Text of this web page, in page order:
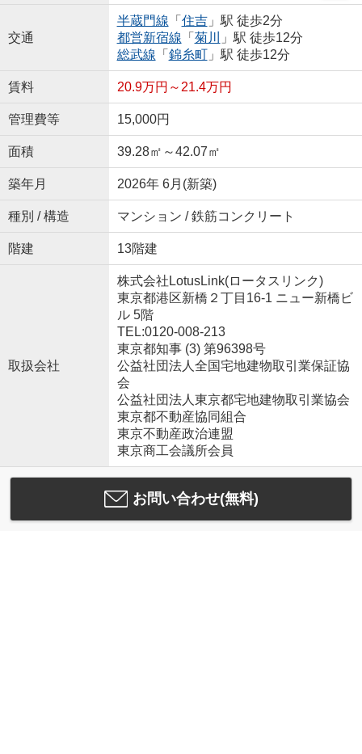
交通
半蔵門線 「 住吉」駅 徒歩2分
都営新宿線 「 菊川
」駅 徒歩12分
総武線 「 錦糸町」駅 徒歩12分
賃料 20.9万円～21.4万円
管理費等 15,000円
面積 39.28㎡～42.07㎡
築年月 2026年 6月(新築)
種別 / 構造 マンション / 鉄筋コンクリート
階建 13階建
取扱会社
株式会社LotusLink(ロータスリンク)
東京都港区新橋２丁目16-1 ニュー新橋ビ
ル 5階
TEL:0120-008-213
東京都知事 (3) 第96398号
公益社団法人全国宅地建物取引業保証協
会
公益社団法人東京都宅地建物取引業協会
東京都不動産協同組合
東京不動産政治連盟
東京商工会議所会員
お問い合わせ(無料)